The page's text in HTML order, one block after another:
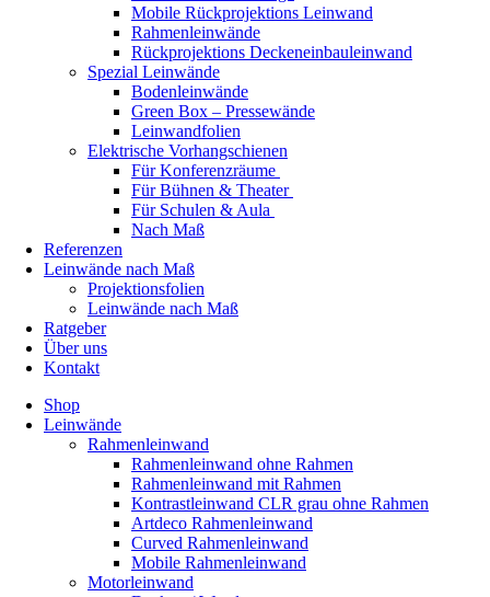
Mobile Rückprojektions Leinwand
Rahmenleinwände
Rückprojektions Deckeneinbauleinwand
Spezial Leinwände
Bodenleinwände
Green Box – Pressewände
Leinwandfolien
Elektrische Vorhangschienen
Für Konferenzräume
Für Bühnen & Theater
Für Schulen & Aula
Nach Maß
Referenzen
Leinwände nach Maß
Projektionsfolien
Leinwände nach Maß
Ratgeber
Über uns
Kontakt
Shop
Leinwände
Rahmenleinwand
Rahmenleinwand ohne Rahmen
Rahmenleinwand mit Rahmen
Kontrastleinwand CLR grau ohne Rahmen
Artdeco Rahmenleinwand
Curved Rahmenleinwand
Mobile Rahmenleinwand
Motorleinwand